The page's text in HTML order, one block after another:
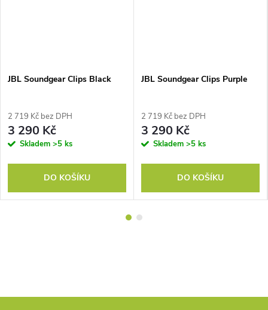
JBL Soundgear Clips Black
2 719 Kč bez DPH
3 290 Kč
Skladem >5 ks
DO KOŠÍKU
JBL Soundgear Clips Purple
2 719 Kč bez DPH
3 290 Kč
Skladem >5 ks
DO KOŠÍKU